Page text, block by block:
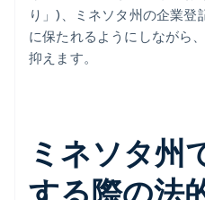
り」)、ミネソタ州の企業
に保たれるようにしながら
抑えます。
ミネソタ州
する際の法